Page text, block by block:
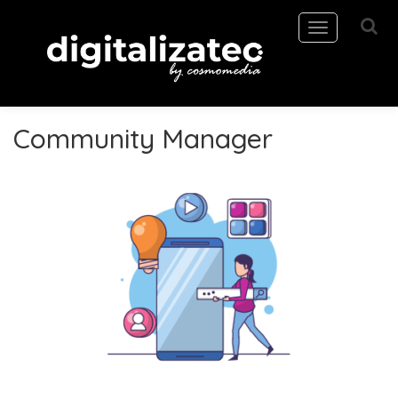
Toggle
navigation
Community Manager